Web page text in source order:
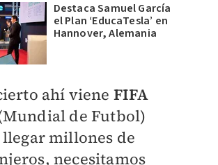
Destaca Samuel García
el Plan ‘EducaTesla’ en
Hannover, Alemania
ahí viene FIFA
de Futbol)
llegar millones de
necesitamos